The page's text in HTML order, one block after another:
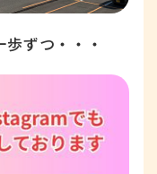
ずつ・・・